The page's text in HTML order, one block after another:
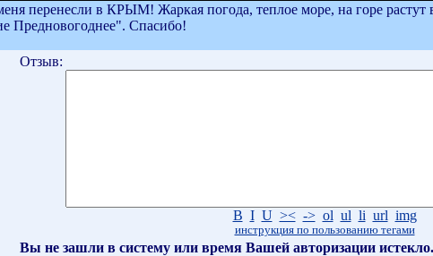
перенесли в КРЫМ! Жаркая погода, теплое море, на горе
Предновогоднее". Спасибо!
Отзыв:
B I U >< -> ol ul li url img
инструкция по пользованию тегами
Вы не зашли в систему или время Вашей авторизации истекло.